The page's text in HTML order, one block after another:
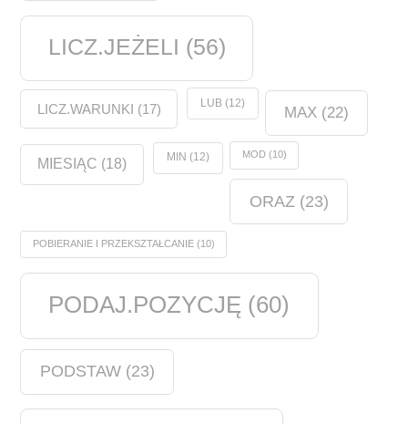
LICZ.JEŻELI (56)
LICZ.WARUNKI (17) LUB(12)
MAX(22)
MIESIĄC (18) MIN (12) MOD(10)
ORAZ (23)
POBIERANIE I PRZEKSZTAŁCANIE(10)
PODAJ.POZYCJĘ (60)
PODSTAW(23)